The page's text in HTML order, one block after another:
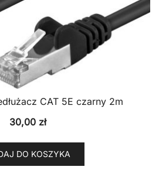
CAT 5E czarny 2m
30,00 zł
DO KOSZYKA